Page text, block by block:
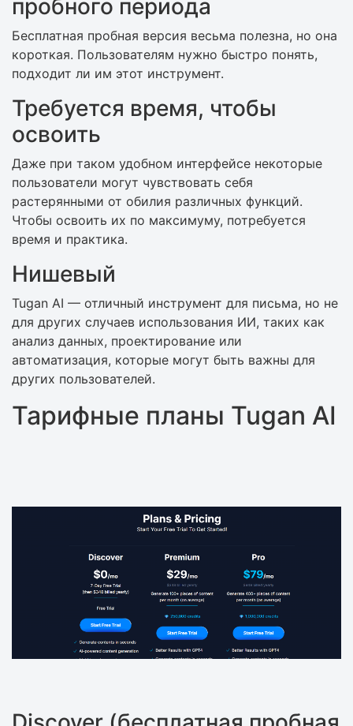
пробного периода
Бесплатная пробная версия весьма полезна, но она
короткая. Пользователям нужно быстро понять,
подходит ли им этот инструмент.
Требуется время, чтобы
освоить
Даже при таком удобном интерфейсе некоторые
пользователи могут чувствовать себя
растерянными от обилия различных функций.
Чтобы освоить их по максимуму, потребуется
время и практика.
Нишевый
Tugan AI — отличный инструмент для письма, но не
для других случаев использования ИИ, таких как
анализ данных, проектирование или
автоматизация, которые могут быть важны для
других пользователей.
Тарифные планы Tugan AI